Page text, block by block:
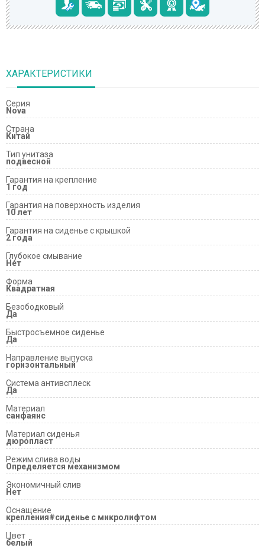
ХАРАКТЕРИСТИКИ
Серия
Nova
Страна
Китай
Тип унитаза
подвесной
Гарантия на крепление
1 год
Гарантия на поверхность изделия
10 лет
Гарантия на сиденье с крышкой
2 года
Глубокое смывание
Нет
Форма
Квадратная
Безободковый
Да
Быстросъемное сиденье
Да
Направление выпуска
горизонтальный
Система антивсплеск
Да
Материал
санфаянс
Материал сиденья
дюропласт
Режим слива воды
Определяется механизмом
Экономичный слив
Нет
Оснащение
крепления#сиденье с микролифтом
Цвет
белый